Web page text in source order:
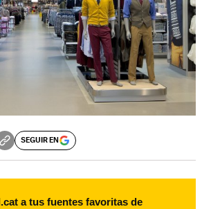
SEGUIR EN
a tus fuentes favoritas de